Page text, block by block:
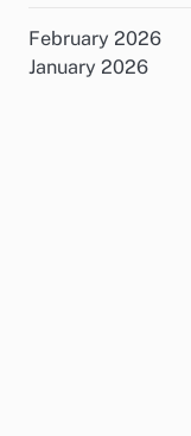
February 2026
January 2026